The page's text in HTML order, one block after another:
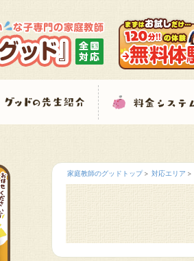
家庭教師のグッドトップ 対応エリア